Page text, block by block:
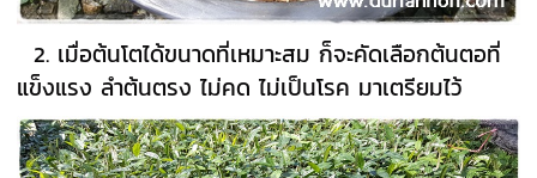
2. เมื่อต้นโตได้ขนาดที่เหมาะสม ก็จะคัดเลือกต้นตอที่
แข็งแรง ลำต้นตรง ไม่คด ไม่เป็นโรค มาเตรียมไว้